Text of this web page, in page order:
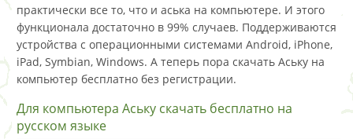
практически все то, что и аська на компьютере. И этого
функционала достаточно в 99% случаев. Поддерживаются
устройства с операционными системами Android, iPhone,
iPad, Symbian, Windows. А теперь пора скачать Аську на
компьютер бесплатно без регистрации.
Для компьютера Аську скачать бесплатно на
русском языке